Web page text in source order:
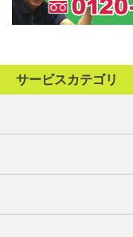
サービスカテゴリ